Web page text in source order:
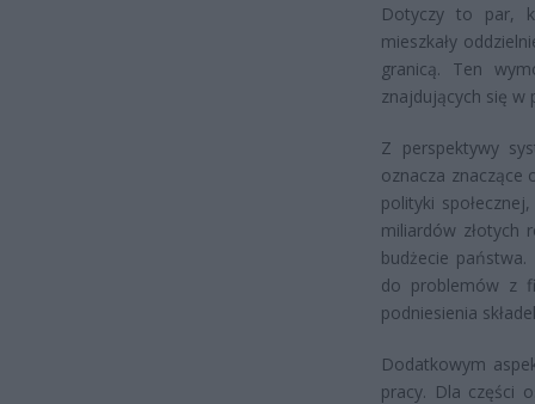
Dotyczy to par,
mieszkały
granicą. Ten
znajdujących się w
Z perspektywy
oznacza znaczące
polityki
miliardów złotych
budżecie
do problemów z
podniesienia
Dodatkowym
pracy. Dla części